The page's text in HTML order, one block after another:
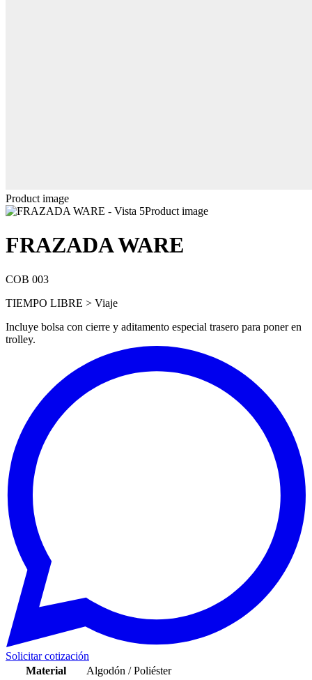
Product image
Product image
FRAZADA WARE
COB 003
TIEMPO LIBRE > Viaje
Incluye bolsa con cierre y aditamento especial trasero para poner en
trolley.
Solicitar cotización
Material
Algodón / Poliéster